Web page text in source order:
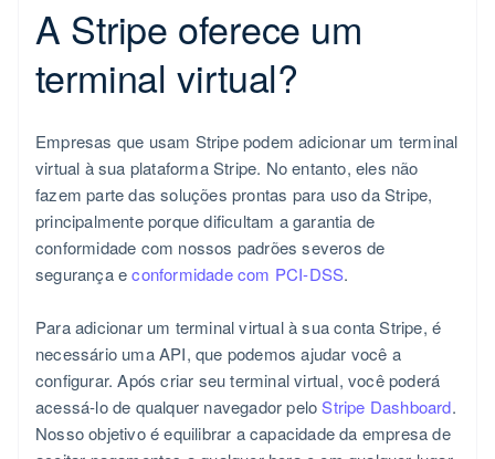
A Stripe oferece um
terminal virtual?
Empresas que usam Stripe podem adicionar um terminal
virtual à sua plataforma Stripe. No entanto, eles não
fazem parte das soluções prontas para uso da Stripe,
principalmente porque dificultam a garantia de
conformidade com nossos padrões severos de
segurança econformidade com PCI-DSS.
Para adicionar um terminal virtual à sua conta Stripe, é
necessário uma API, que podemos ajudar você a
configurar. Após criar seu terminal virtual, você poderá
acessá-lo de qualquer navegador peloStripe Dashboard.
Nosso objetivo é equilibrar a capacidade da empresa de